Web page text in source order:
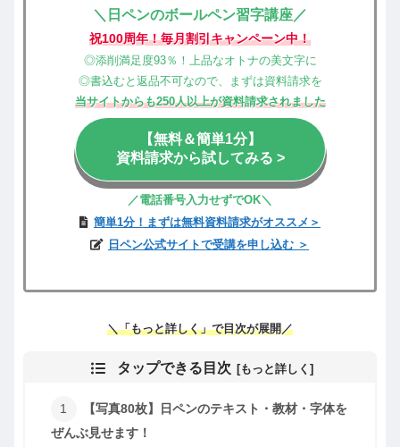
＼日ペンのボールペン習字講座／
祝100周年！毎月割引キャンペーン中！
◎添削満足度93％！上品なオトナの美文字に
◎書込むと返品不可なので、まずは資料請求を
当サイトからも250人以上が資料請求されました
【無料＆簡単1分】
資料請求から試してみる >
／電話番号入力せずでOK＼
簡単1分！まずは無料資料請求がオススメ＞
日ペン公式サイトで受講を申し込む ＞
＼「もっと詳しく」で目次が展開／
タップできる目次
【写真80枚】日ペンのテキスト・教材・字体を
ぜんぶ見せます！